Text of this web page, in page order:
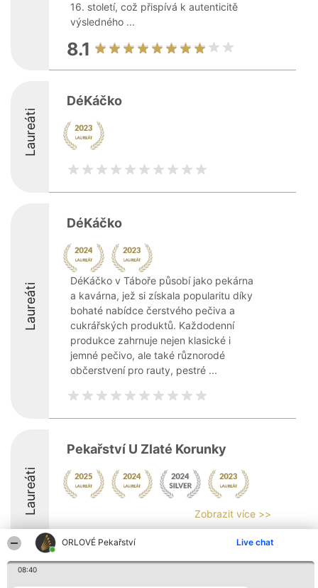
ORLOVÉ Pekařství Live chat
08:40
16. století, což přispívá k autenticitě
výsledného ...
8.1
Laureáti
DéKáčko
Laureáti
DéKáčko
DéKáčko v Táboře působí jako pekárna
a kavárna, jež si získala popularitu díky
bohaté nabídce čerstvého pečiva a
cukrářských produktů. Každodenní
produkce zahrnuje nejen klasické i
jemné pečivo, ale také různorodé
občerstvení pro rauty, pestré ...
Laureáti
Pekařství U Zlaté Korunky
Zobrazit více >>